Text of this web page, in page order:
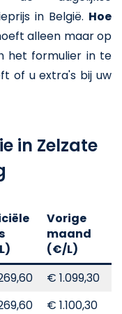
in België. Hoe
alleen maar op
het formulier in te
of u extra's bij uw
in Zelzate
Vorige
maand
(€/L)
€ 1.099,30
€ 1.100,30